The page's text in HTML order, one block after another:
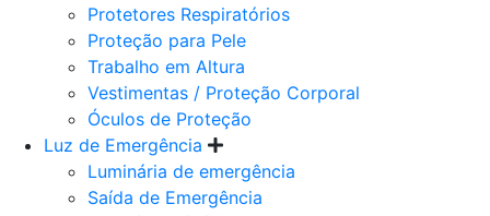
Protetores Respiratórios
Proteção para Pele
Trabalho em Altura
Vestimentas / Proteção Corporal
Óculos de Proteção
Luz de Emergência
Luminária de emergência
Saída de Emergência